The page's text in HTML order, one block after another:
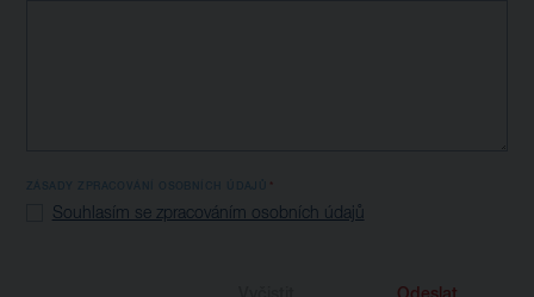
ZÁSADY ZPRACOVÁNÍ OSOBNÍCH ÚDAJŮ
Souhlasím se zpracováním osobních údajů